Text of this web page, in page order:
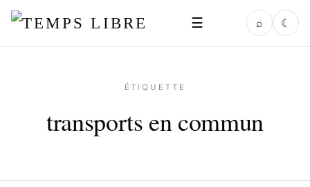
☰ ⌕ ☾
ÉTIQUETTE
transports en commun